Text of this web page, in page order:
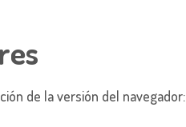
de la versión del navegador: